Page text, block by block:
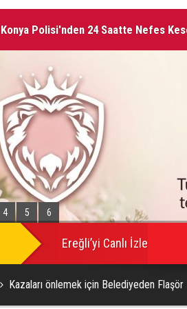
Konya Polisi'nden 24 Saatte Nefes
AVRUPA BİSİKLET BAŞKENTİ
4 5 6
Ereğli’yi Canlı İzle
Kazaları önlemek için Belediyeden Flaşör